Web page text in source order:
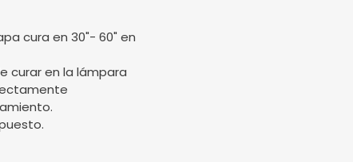
cura en 30"- 60" en
curar en la lámpara